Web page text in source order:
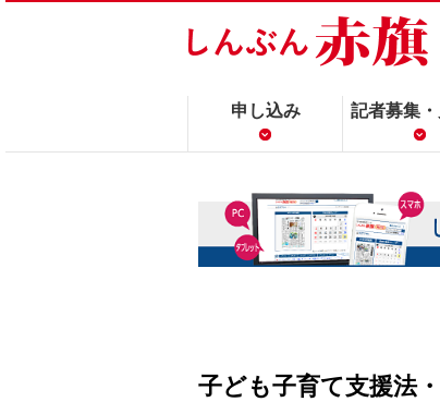
申し込み 記者募集
子ども子育て支援法